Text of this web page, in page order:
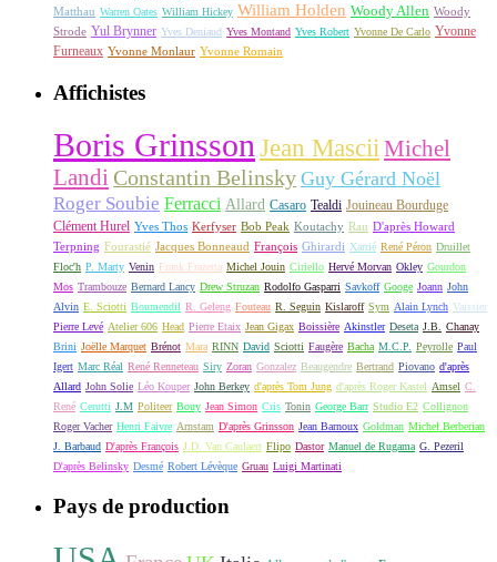
Matthau Warren Oates William Hickey William Holden Woody Allen Woody
Strode Yul Brynner Yves Deniaud Yves Montand Yves Robert Yvonne De Carlo Yvonne
Furneaux Yvonne Monlaur Yvonne Romain
Affichistes
Boris Grinsson Jean Mascii Michel
Landi Constantin Belinsky Guy Gérard Noël
Roger Soubie Ferracci Allard Casaro Tealdi Jouineau Bourduge
Clément Hurel Yves Thos Kerfyser Bob Peak Koutachy Rau D'après Howard
Terpning Fourastié Jacques Bonneaud François Ghirardi Xarrié René Péron Druillet
Floc'h P. Marty Venin Frank Frazetta Michel Jouin Ciriello Hervé Morvan Okley Gourdon
Mos Trambouze Bernard Lancy Drew Struzan Rodolfo Gasparri Savkoff Googe Joann John
Alvin E. Sciotti Boumendil R. Geleng Fouteau R. Seguin Kislaroff Sym Alain Lynch Vaissier
Pierre Levé Atelier 606 Head Pierre Etaix Jean Gigax Boissière Akinstler Deseta J.B.
Chanay
Brini Joëlle Marquet Brénot Mara RINN David Sciotti Faugère Bacha M.C.P. Peyrolle Paul
Igert Marc Réal René Renneteau Siry Zoran Gonzalez Beaugendre Bertrand Piovano d'après
Allard John Solie Léo Kouper John Berkey d'après Tom Jung d'après Roger Kastel Amsel C.
René Cerutti J.M Politeer Bouy Jean Simon Cris Tonin George Barr Studio E2 Collignon
Roger Vacher Henri Faivre Arnstam D'après Grinsson Jean Barnoux Goldman Michel Berberian
J. Barbaud D'après François J.D. Van Caulaert Flipo Dastor Manuel de Rugama G. Pezeril
D'après Belinsky Desmé Robert Lévèque Gruau Luigi Martinati
Pays de production